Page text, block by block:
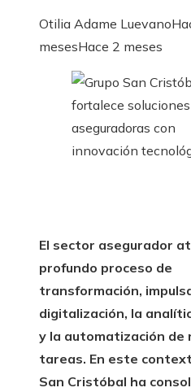
Otilia Adame Luevano
mesesHace 2 meses
El sector asegurador
profundo proceso de
transformación,
digitalización, la
y la automatización de
tareas. En este
San Cristóbal ha